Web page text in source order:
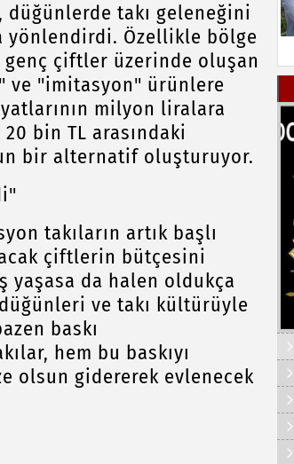
düğünlerde takı geleneğini
yönlendirdi. Özellikle bölge
çiftler üzerinde oluşan
ve "imitasyon" ürünlere
milyon liralara
bin TL arasındaki
bir alternatif oluşturuyor.
takıların artık başlı
çiftlerin bütçesini
yaşasa da halen oldukça
ve takı kültürüyle
baskı
hem bu baskıyı
olsun gidererek evlenecek